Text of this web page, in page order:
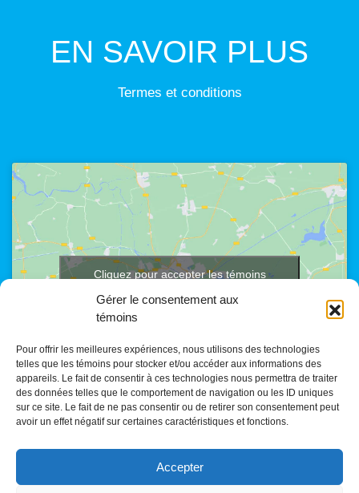
Gérer le consentement aux
témoins
Pour offrir les meilleures expériences, nous utilisons des technologies
telles que les témoins pour stocker et/ou accéder aux informations des
appareils. Le fait de consentir à ces technologies nous permettra de traiter
des données telles que le comportement de navigation ou les ID uniques
sur ce site. Le fait de ne pas consentir ou de retirer son consentement peut
avoir un effet négatif sur certaines caractéristiques et fonctions.
Accepter
EN SAVOIR PLUS
Termes et conditions
Cliquez pour accepter les témoins
marketing et activer ce contenu